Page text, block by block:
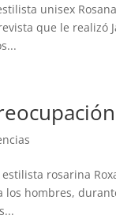
unisex
que le realizó
rosarina
hombres,